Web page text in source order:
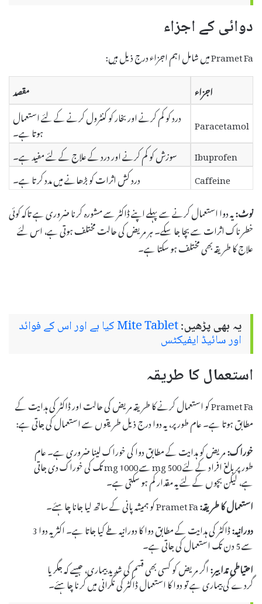
دوائی کے اجزاء
Pramet Fa میں شامل اہم اجزاء درج ذیل ہیں:
اجزاء
مقصد
Paracetamol
درد کو کم کرنے اور بخار کو کنٹرول کرنے کے لئے استعمال
ہوتا ہے۔
Ibuprofen
سوزش کو کم کرنے اور درد کے علاج کے لئے مفید ہے۔
Caffeine
درد کش اثرات کو بڑھانے میں مدد کرتا ہے۔
نوٹ:یہ دوا استعمال کرنے سے پہلے اپنے ڈاکٹر سے مشورہ کرنا ضروری ہے تاکہ کوئی
خطرناک اثرات سے بچا جا سکے۔ ہر مریض کی حالت مختلف ہوتی ہے، اس لئے
علاج کا طریقہ بھی مختلف ہو سکتا ہے۔
یہ بھی پڑھیں: Mite Tablet کیا ہے اور اس کے فوائد
اور سائیڈ ایفیکٹس
استعمال کا طریقہ
Pramet Fa کو استعمال کرنے کا طریقہ مریض کی حالت اور ڈاکٹر کی ہدایت کے
مطابق ہوتا ہے۔ عام طور پر، یہ دوا درج ذیل طریقوں سے استعمال کی جاتی ہے:
خوراک:مریض کو ہدایت کے مطابق دوا کی خوراک لینا ضروری ہے۔ عام
طور پر بالغ افراد کے لئے 500 mg سے 1000 mg تک کی خوراک دی جاتی
ہے، لیکن بچوں کے لئے یہ مقدار کم ہو سکتی ہے۔
استعمال کا طریقہ:
دورانیہ:
ڈاکٹر کی ہدایت کے مطابق دوا کا دورانیہ طے کیا جاتا ہے۔ اکثر یہ دوا 3
سے 5 دن تک استعمال کی جاتی ہے۔
احتیاطی تدابیر:اگر مریض کو کسی بھی قسم کی شدید بیماری، جیسے کہ جگر یا
گردے کی بیماری ہے تو دوا کا استعمال ڈاکٹر کی نگرانی میں کرنا چاہئے۔